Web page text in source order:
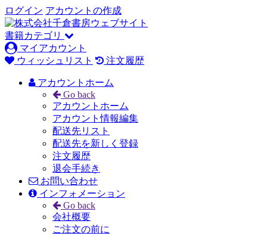
ログイン アカウントの作成
書籍カテゴリ
マイアカウント
ウィッシュリスト
注文履歴
アカウントホーム
Go back
アカウントホーム
アカウント情報編集
配送先リスト
配送先を新しく登録
注文履歴
退会手続き
お問い合わせ
インフォメーション
Go back
会社概要
ご注文の前に